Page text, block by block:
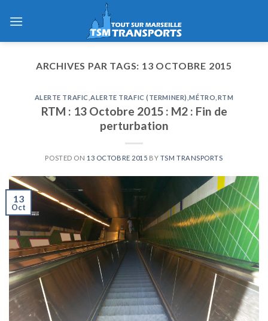
ARCHIVES PAR TAGS: 13 OCTOBRE 2015
ALERTE TRAFIC ,ALERTE TRAFIC (TERMINER) ,MÉTRO RTM
RTM : 13 Octobre 2015 : M2 : Fin de
perturbation
POSTED ON 13 OCTOBRE 2015 BY TSM TRANSPORTS
13
Oct